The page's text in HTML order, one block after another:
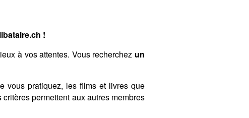
!
à vos attentes. Vous recherchez un
vous pratiquez, les films et livres que
permettent aux autres membres